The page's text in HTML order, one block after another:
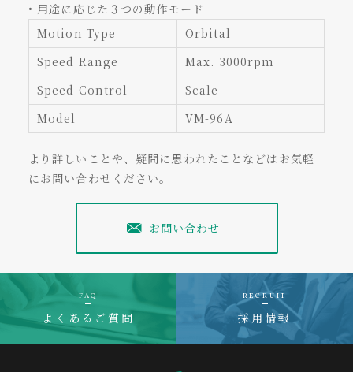
• 用途に応じた３つの動作モード
Motion Type
Orbital
Speed Range
Max. 3000rpm
Speed Control
Scale
Model
VM-96A
より詳しいことや、疑問に思われたことなどはお気軽
にお問い合わせください。
お問い合わせ
FAQ
よくあるご質問
RECRUIT
採用情報